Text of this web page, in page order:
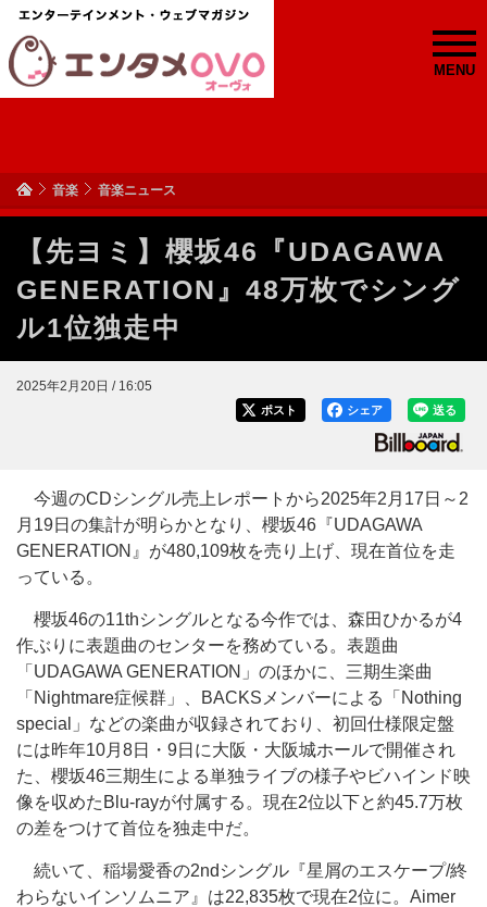
MENU
音楽 音楽ニュース
【先ヨミ】櫻坂46『UDAGAWA
GENERATION』48万枚でシング
ル1位独走中
2025年2月20日 / 16:05
送る
シェア
ポスト
今週のCDシングル売上レポートから2025年2月17日～2
月19日の集計が明らかとなり、櫻坂46『UDAGAWA
GENERATION』が480,109枚を売り上げ、現在首位を走
っている。
櫻坂46の11thシングルとなる今作では、森田ひかるが4
作ぶりに表題曲のセンターを務めている。表題曲
「UDAGAWA GENERATION」のほかに、三期生楽曲
「Nightmare症候群」、BACKSメンバーによる「Nothing
special」などの楽曲が収録されており、初回仕様限定盤
には昨年10月8日・9日に大阪・大阪城ホールで開催され
た、櫻坂46三期生による単独ライブの様子やビハインド映
像を収めたBlu-rayが付属する。現在2位以下と約45.7万枚
の差をつけて首位を独走中だ。
続いて、稲場愛香の2ndシングル『星屑のエスケープ/終
わらないインソムニア』は22,835枚で現在2位に。Aimer